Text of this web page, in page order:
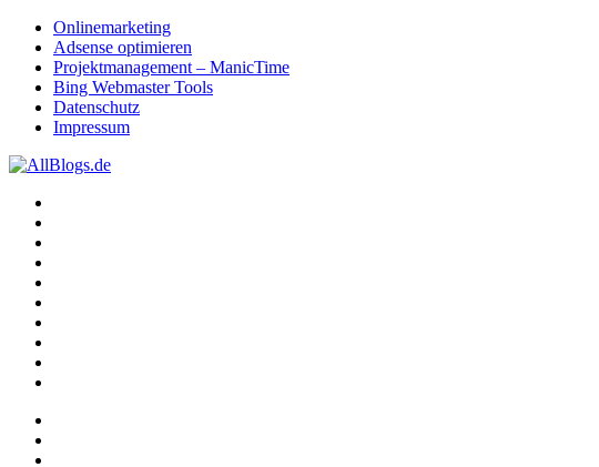
Onlinemarketing
Adsense optimieren
Projektmanagement – ManicTime
Bing Webmaster Tools
Datenschutz
Impressum